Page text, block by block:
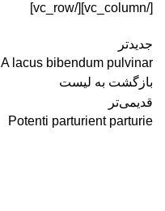
[/vc_column][/vc_row]
جدیدتر
A lacus bibendum pulvinar
بازگشت به لیست
قدیمی‌تر
Potenti parturient parturie